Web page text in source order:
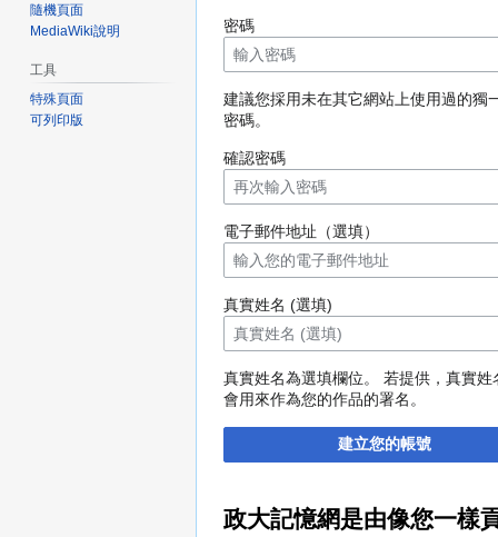
密碼
建議您採用未在其它網站上使用過的獨
密碼。
確認密碼
電子郵件地址（選填）
真實姓名 (選填)
真實姓名為選填欄位。 若提供，真實姓
會用來作為您的作品的署名。
建立您的帳號
政大記憶網是由像您一樣
隨機頁面
MediaWiki說明
工具
特殊頁面
可列印版